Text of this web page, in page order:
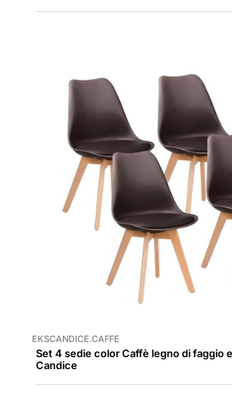
EKSCANDICE.CAFFE
Set 4 sedie color Caffè legno di faggio
Candice